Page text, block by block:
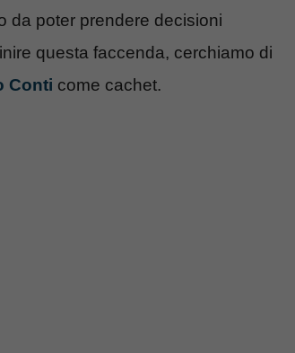
da poter prendere decisioni
questa faccenda, cerchiamo di
Conti come cachet.